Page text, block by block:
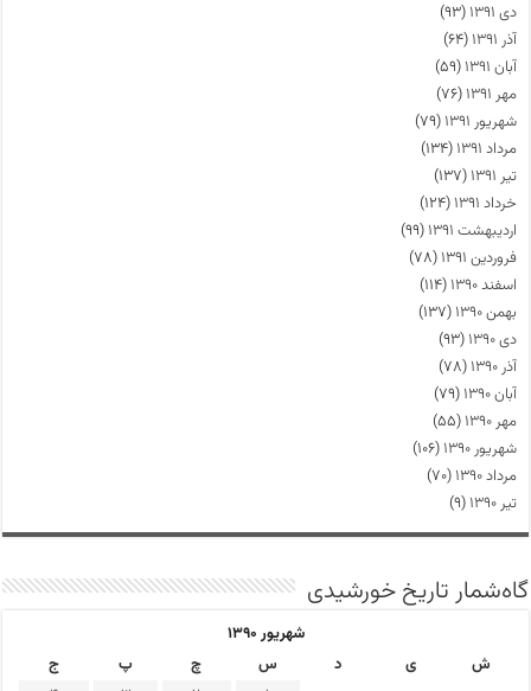
دی ۱۳۹۱
(۹۳)
آذر ۱۳۹۱
(۶۴)
آبان ۱۳۹۱
(۵۹)
مهر ۱۳۹۱
(۷۶)
شهریور ۱۳۹۱
(۷۹)
مرداد ۱۳۹۱
(۱۳۴)
تیر ۱۳۹۱
(۱۳۷)
خرداد ۱۳۹۱
(۱۲۴)
اردیبهشت ۱۳۹۱
(۹۹)
فروردین ۱۳۹۱
(۷۸)
اسفند ۱۳۹۰
(۱۱۴)
بهمن ۱۳۹۰
(۱۳۷)
دی ۱۳۹۰
(۹۳)
آذر ۱۳۹۰
(۷۸)
آبان ۱۳۹۰
(۷۹)
مهر ۱۳۹۰
(۵۵)
شهریور ۱۳۹۰
(۱۰۶)
مرداد ۱۳۹۰
(۷۰)
تیر ۱۳۹۰
(۹)
گاه‌شمار تاریخ خورشیدی
شهریور ۱۳۹۰
ش
ی د س چ پ
ج